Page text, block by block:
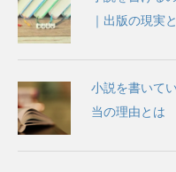
｜出版の現実
小説を書いて
当の理由とは